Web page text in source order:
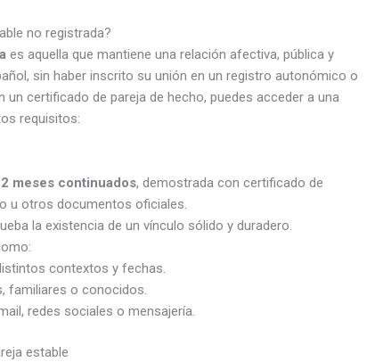
no registrada?
es aquella que mantiene una relación afectiva, pública y
sin haber inscrito su unión en un registro autonómico o
un certificado de pareja de hecho, puedes acceder a una
requisitos:
meses continuados, demostrada con certificado de
u otros documentos oficiales.
la existencia de un vínculo sólido y duradero.
contextos y fechas.
familiares o conocidos.
redes sociales o mensajería.
estable